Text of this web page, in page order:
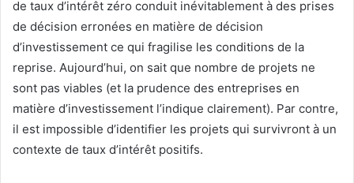
de taux d’intérêt zéro conduit inévitablement à des prises
de décision erronées en matière de décision
d’investissement ce qui fragilise les conditions de la
reprise. Aujourd’hui, on sait que nombre de projets ne
sont pas viables (et la prudence des entreprises en
matière d’investissement l’indique clairement). Par contre,
il est impossible d’identifier les projets qui survivront à un
contexte de taux d’intérêt positifs.